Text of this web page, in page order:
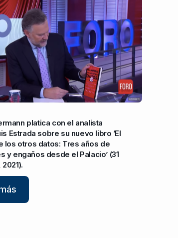
platica con el analista
Estrada sobre su nuevo libro ‘El
los otros datos: Tres años de
y engaños desde el Palacio’ (31